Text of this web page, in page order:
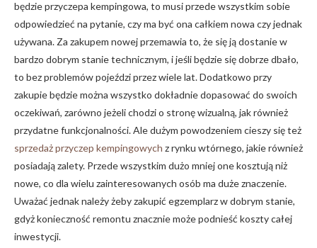
będzie przyczepa kempingowa, to musi przede wszystkim sobie
odpowiedzieć na pytanie, czy ma być ona całkiem nowa czy jednak
używana. Za zakupem nowej przemawia to, że się ją dostanie w
bardzo dobrym stanie technicznym, i jeśli będzie się dobrze dbało,
to bez problemów pojeździ przez wiele lat. Dodatkowo przy
zakupie będzie można wszystko dokładnie dopasować do swoich
oczekiwań, zarówno jeżeli chodzi o stronę wizualną, jak również
przydatne funkcjonalności. Ale dużym powodzeniem cieszy się też
sprzedaż przyczep kempingowych z rynku wtórnego, jakie również
posiadają zalety. Przede wszystkim dużo mniej one kosztują niż
nowe, co dla wielu zainteresowanych osób ma duże znaczenie.
Uważać jednak należy żeby zakupić egzemplarz w dobrym stanie,
gdyż konieczność remontu znacznie może podnieść koszty całej
inwestycji.